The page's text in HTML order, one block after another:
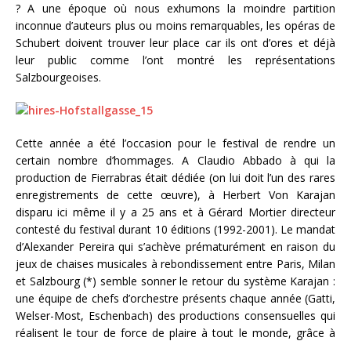
? A une époque où nous exhumons la moindre partition
inconnue d’auteurs plus ou moins remarquables, les opéras de
Schubert doivent trouver leur place car ils ont d’ores et déjà
leur public comme l’ont montré les représentations
Salzbourgeoises.
Cette année a été l’occasion pour le festival de rendre un
certain nombre d’hommages. A Claudio Abbado à qui la
production de Fierrabras était dédiée (on lui doit l’un des rares
enregistrements de cette œuvre), à Herbert Von Karajan
disparu ici même il y a 25 ans et à Gérard Mortier directeur
contesté du festival durant 10 éditions (1992-2001). Le mandat
d’Alexander Pereira qui s’achève prématurément en raison du
jeux de chaises musicales à rebondissement entre Paris, Milan
et Salzbourg (*) semble sonner le retour du système Karajan :
une équipe de chefs d’orchestre présents chaque année (Gatti,
Welser-Most, Eschenbach) des productions consensuelles qui
réalisent le tour de force de plaire à tout le monde, grâce à